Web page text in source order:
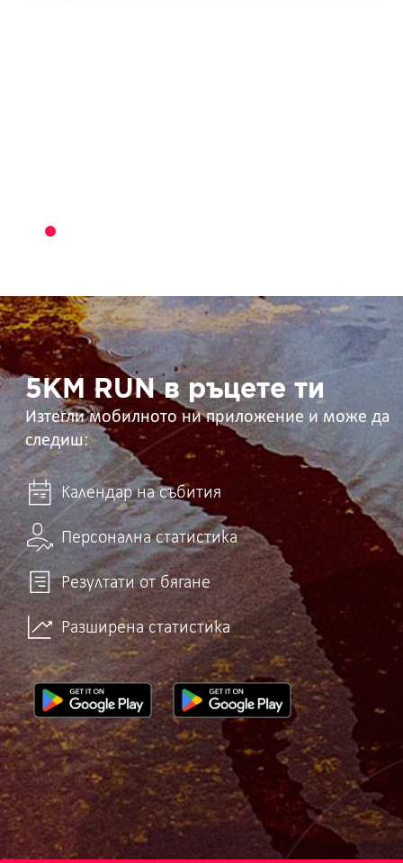
5KM
RUN
в
ръцете
ти 5KM RUN в ръцете ти
Изтегли мобилното ни приложение и може да
следиш:
Календар на събития
Персонална статистика
Резултати от бягане
Разширена статистика